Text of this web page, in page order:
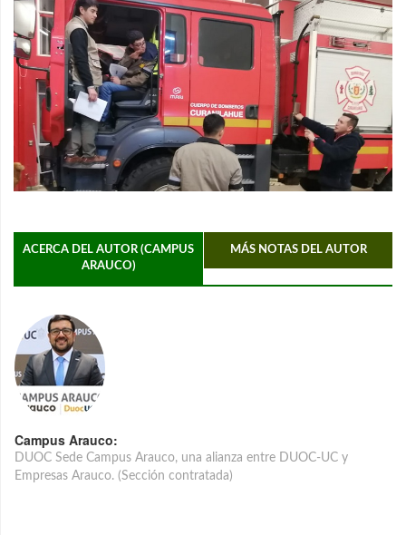
ACERCA DEL AUTOR (CAMPUS
ARAUCO)
MÁS NOTAS DEL AUTOR
Campus Arauco:
DUOC Sede Campus Arauco, una alianza entre DUOC-UC y
Empresas Arauco. (Sección contratada)